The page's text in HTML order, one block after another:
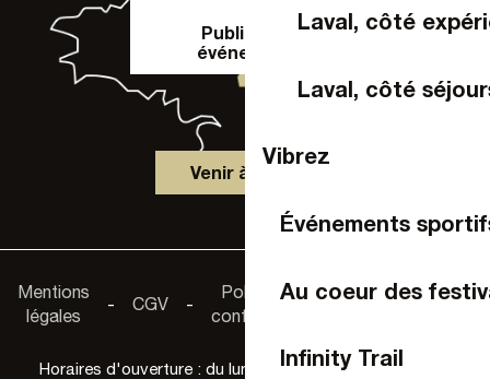
Laval, côté
Laval, côté
Vibrez
Événements
Au coeur des
Infinity Trail
Publier un
événement
Venir à Laval
Mentions
légales
- CGV -
Politique de
confidentialité
-
Accessibilité :
non
Horaires d'ouverture : du lundi au samedi de 9h30 à 18h